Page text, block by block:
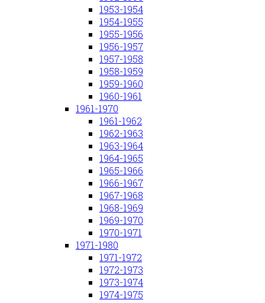
1953-1954
1954-1955
1955-1956
1956-1957
1957-1958
1958-1959
1959-1960
1960-1961
1961-1970
1961-1962
1962-1963
1963-1964
1964-1965
1965-1966
1966-1967
1967-1968
1968-1969
1969-1970
1970-1971
1971-1980
1971-1972
1972-1973
1973-1974
1974-1975